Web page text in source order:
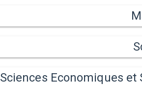
Sciences Economiques et